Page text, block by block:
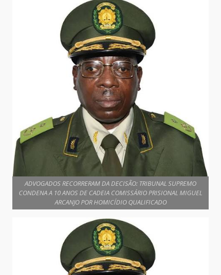
ADVOGADOS RECORRERAM DA DECISÃO: TRIBUNAL SUPREMO
CONDENA A 10 ANOS DE CADEIA COMISSÁRIO PRISIONAL MIGUEL
ARCANJO POR HOMICÍDIO QUALIFICADO